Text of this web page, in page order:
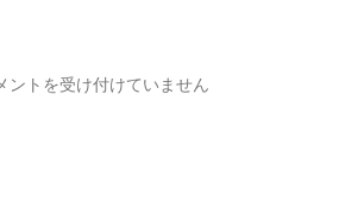
ントを受け付けていません